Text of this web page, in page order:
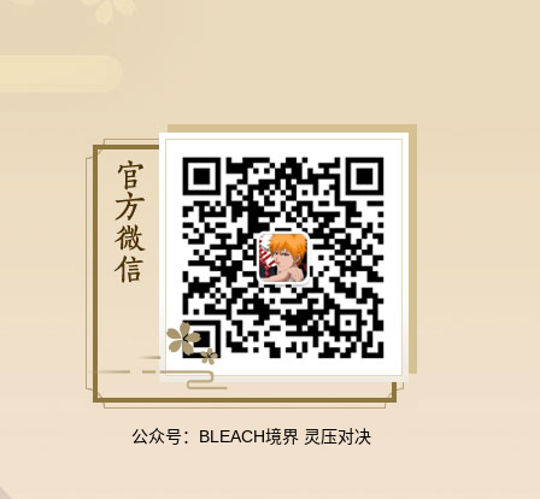
公众号：BLEACH境界 灵压对决